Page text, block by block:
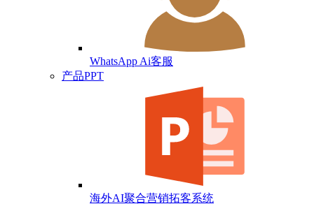
WhatsApp Ai客服
产品PPT
海外AI聚合营销拓客系统